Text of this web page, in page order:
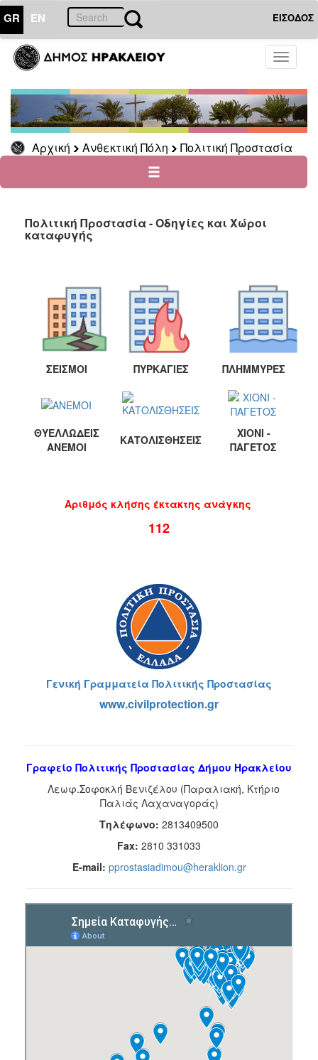
GR EN ΕΙΣΟΔΟΣ
Toggle
Αρχική Ανθεκτική Πόλη Πολιτική Προστασία
ΑΝΘΕΚΤΙΚΗ
ΠΟΛΗ
Πολιτική
Προστασία
Γραφείο
Πολιτικής
Προστασίας
και
Διευθύνσεις
Νομοθεσία
Αρχείο
ΔΗΜΟΣ
Πολιτική Προστασία - Οδηγίες και Χώροι
καταφυγής
ΣΕΙΣΜΟΙ ΠΥΡΚΑΓΙΕΣ ΠΛΗΜΜΥΡΕΣ
ΘΥΕΛΛΩΔΕΙΣ
ΑΝΕΜΟΙ
ΚΑΤΟΛΙΣΘΗΣΕΙΣ
ΧΙΟΝΙ -
ΠΑΓΕΤΟΣ
Αριθμός κλήσης έκτακτης ανάγκης
112
Γενική Γραμματεία Πολιτικής Προστασίας
www.civilprotection.gr
Γραφείο Πολιτικής Προστασίας Δήμου Ηρακλείου
Λεωφ.Σοφοκλή Βενιζέλου (Παραλιακή, Κτήριο
Παλιάς Λαχαναγοράς)
Τηλέφωνo: 2813409500
Fax: 2810 331033
E-mail: pprostasiadimou@heraklion.gr